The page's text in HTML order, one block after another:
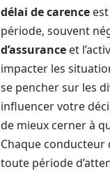
délai de carence
période, souvent
d’assurance et
impacter les
se pencher sur les
influencer votre
de mieux cerner à
Chaque
toute période